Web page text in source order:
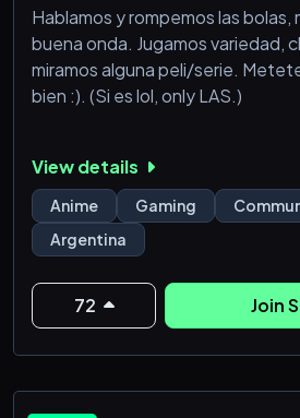
Hablamos y rompemos las bolas,
buena onda. Jugamos variedad,
miramos alguna peli/serie.
bien :). (Si es lol, only LAS.)
View details
Anime Gaming
Argentina
72 Join